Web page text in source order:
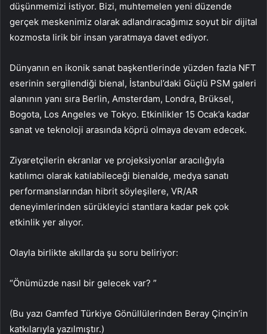
düşünmemizi istiyor. Bizi, muhtemelen yeni düzende
gerçek meskenimiz olarak adlandıracağımız soyut bir dijital
kozmosta lirik bir insan yaratmaya davet ediyor.
Dünyanın en ikonik sanat başkentlerinde yüzden fazla NFT
eserinin sergilendiği bienal, İstanbul’daki Güçlü PSM galeri
alanının yanı sıra Berlin, Amsterdam, Londra, Brüksel,
Bogota, Los Angeles ve Tokyo. Etkinlikler 15 Ocak’a kadar
sanat ve teknoloji arasında köprü olmaya devam edecek.
Ziyaretçilerin ekranlar ve projeksiyonlar aracılığıyla
katılımcı olarak katılabileceği bienalde, medya sanatı
performanslarından hibrit söyleşilere, VR/AR
deneyimlerinden sürükleyici stantlara kadar pek çok
etkinlik yer alıyor.
Olayla birlikte akıllarda şu soru beliriyor:
“Önümüzde nasıl bir gelecek var? ”
(Bu yazı Gamfed Türkiye Gönüllülerinden Beray Çinçin’in
katkılarıyla yazılmıştır.)